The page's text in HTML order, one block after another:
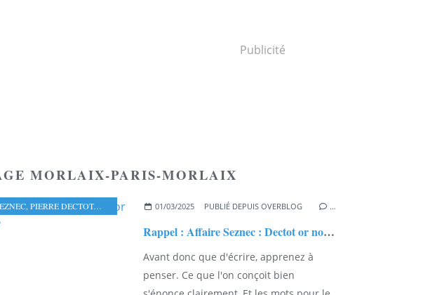
Publicité
MORLAIX-PARIS-MORLAIX
, PIERRE DECTOT, LE VOYAGE MORLAIX-PARIS-MORLAIX
01/03/2025 PUBLIÉ DEPUIS OVERBLOG …
Rappel : Affaire Seznec : Dectot or not Dectot ?
Avant donc que d'écrire, apprenez à
penser. Ce que l'on conçoit bien